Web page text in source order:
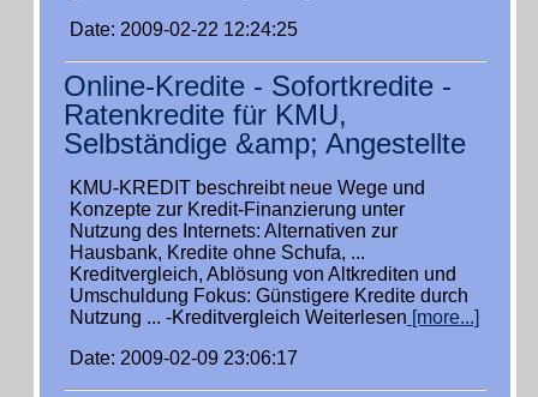
Date: 2009-02-22 12:24:25
Online-Kredite - Sofortkredite -
Ratenkredite für KMU,
Selbständige &amp; Angestellte
KMU-KREDIT beschreibt neue Wege und
Konzepte zur Kredit-Finanzierung unter
Nutzung des Internets: Alternativen zur
Hausbank, Kredite ohne Schufa, ...
Kreditvergleich, Ablösung von Altkrediten und
Umschuldung Fokus: Günstigere Kredite durch
Nutzung ... -Kreditvergleich Weiterlesen [more...]
Date: 2009-02-09 23:06:17